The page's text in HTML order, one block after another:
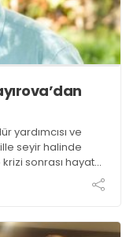
yardımcısı ve
seyir halinde
krizi sonrası hayata
Bulut, son
uğurlanacak